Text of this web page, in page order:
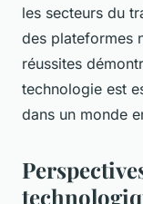
les secteurs du
des plateformes
réussites
technologie est
dans un monde